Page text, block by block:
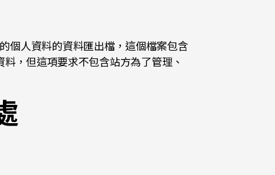
個人資料的資料匯出檔，這個檔案包含
，但這項要求不包含站方為了管理、